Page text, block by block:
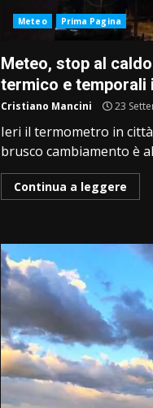
Meteo Prima Pagina
Meteo, stop al
termico e temporali
Cristiano Mancini 23
Ieri il termometro in
brusco cambiamento è
Continua a leggere